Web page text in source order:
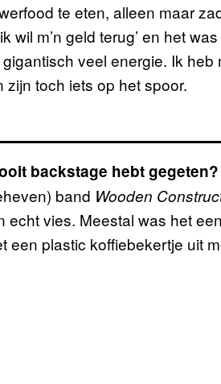
te eten, alleen maar
wil m’n geld terug’ en het
veel energie. Ik
toch iets op het spoor.
backstage hebt gegeten?
band Wooden
vies. Meestal was het
een plastic koffiebekertje uit